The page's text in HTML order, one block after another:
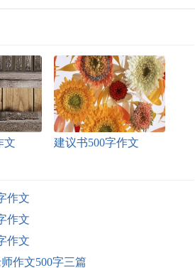
文 建议书500字作文
作文
作文
作文
师作文500字三篇